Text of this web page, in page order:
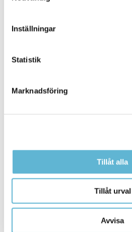
Inställningar
Statistik
Marknadsföring
Tillåt alla
Tillåt urval
Avvisa
Kommunhuset, Storgatan 48
Box 18, 295 21 Bromölla
Org.nr: 212000-0894
SNABBVAL